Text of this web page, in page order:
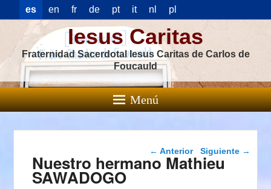
es en fr de pt it nl pl
Iesus Caritas
Fraternidad Sacerdotal Iesus Caritas de Carlos de
Foucauld
Menú
Navegación de
entradas
← Anterior Siguiente →
Nuestro hermano Mathieu
SAWADOGO